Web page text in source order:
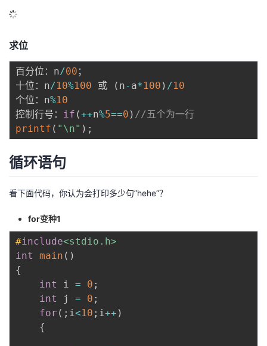
求位
百分位：n/00 ；
十位：n/10%100 或 ( n- a* 100 ) /10
个位：n%10
控制行号： if (++n%5==0 ) //五个为一行
printf ( "\n" ) ;
循环语句
看下面代码，你认为会打印多少句”hehe“？
for变种1
#include<stdio.h>
int
main ( )
{
int
i = 0 ;
int
j = 0 ;
for ( ; i<10 ; i++ )
{